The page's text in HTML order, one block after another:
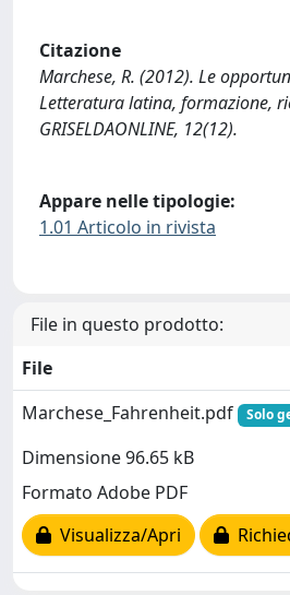
Citazione
Marchese, R. (2012). Le
Letteratura latina, formazione,
GRISELDAONLINE, 12(12).
Appare nelle tipologie:
1.01 Articolo in rivista
File in questo prodotto:
File
Marchese_Fahrenheit.pdf
Solo
Dimensione 96.65 kB
Formato Adobe PDF
Visualizza/Apri